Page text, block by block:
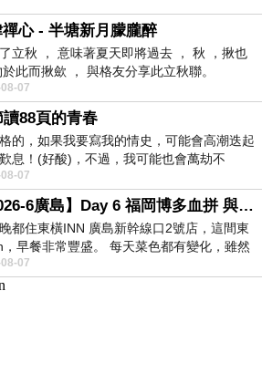
禪心 - 半塘新月朦朧醉
立秋 ， 意味著夏天即將過去 ， 秋 ，揪也
於此而揪歛 ， 與格友分享此立秋聯。
07
讀88頁的青春
的，如果我要寫我的情史，可能會高潮迭起
息！(好酸)，不過，我可能也會萬劫不
每天跪鍵盤還是被判了花心的罪
07
【2026-6廣島】Day 6 福岡博多血拼 與機場接送少年司機深夜對談
都住東橫INN 廣島新幹線口2號店，這間東
，早餐非常豐盛。 每天菜色都有變化，雖然
作人員拿出料理包加熱，但
07